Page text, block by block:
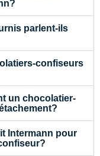
parlent-ils
confiseurs
un chocolatier-
Intermann pour